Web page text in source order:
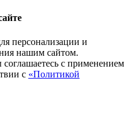
персонализации и
нашим сайтом.
с применением
с «Политикой